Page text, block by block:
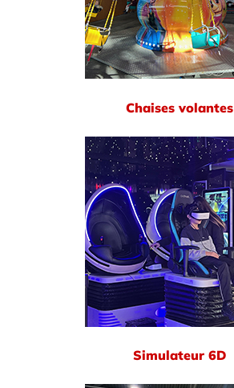
Chaises volantes
Simulateur 6D